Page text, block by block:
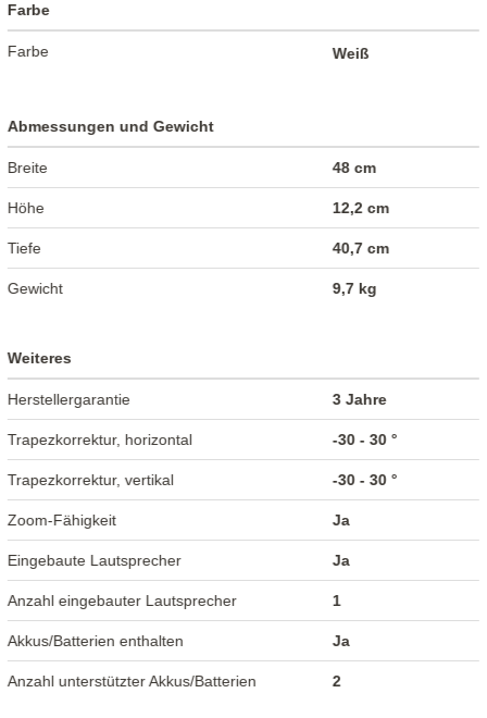
Farbe
Farbe Weiß
Abmessungen und Gewicht
Breite 48 cm
Höhe 12,2 cm
Tiefe 40,7 cm
Gewicht 9,7 kg
Weiteres
Herstellergarantie 3 Jahre
Trapezkorrektur, horizontal -30 - 30 °
Trapezkorrektur, vertikal -30 - 30 °
Zoom-Fähigkeit Ja
Eingebaute Lautsprecher Ja
Anzahl eingebauter Lautsprecher 1
Akkus/Batterien enthalten Ja
Anzahl unterstützter Akkus/Batterien 2